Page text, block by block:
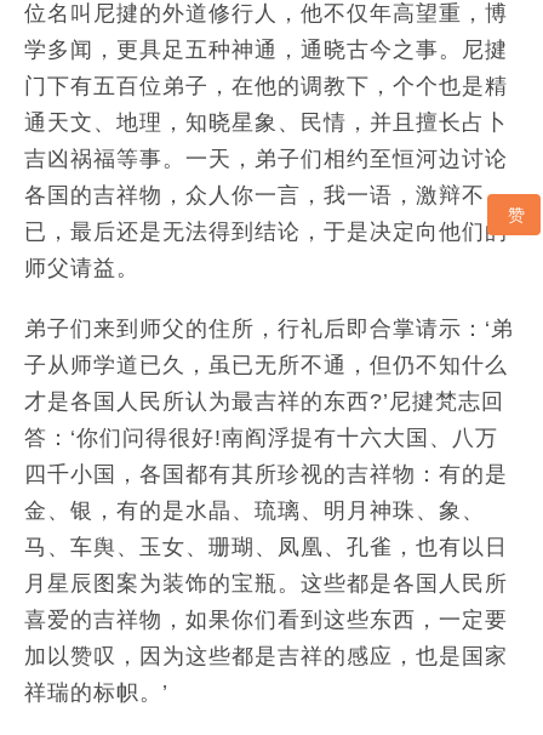
位名叫尼揵的外道修行人，他不仅年高望重，博
学多闻，更具足五种神通，通晓古今之事。尼揵
门下有五百位弟子，在他的调教下，个个也是精
通天文、地理，知晓星象、民情，并且擅长占卜
吉凶祸福等事。一天，弟子们相约至恒河边讨论
各国的吉祥物，众人你一言，我一语，激辩不
已，最后还是无法得到结论，于是决定向他们的
师父请益。
弟子们来到师父的住所，行礼后即合掌请示：‘弟
子从师学道已久，虽已无所不通，但仍不知什么
才是各国人民所认为最吉祥的东西?’尼揵梵志回
答：‘你们问得很好!南阎浮提有十六大国、八万
四千小国，各国都有其所珍视的吉祥物：有的是
金、银，有的是水晶、琉璃、明月神珠、象、
马、车舆、玉女、珊瑚、凤凰、孔雀，也有以日
月星辰图案为装饰的宝瓶。这些都是各国人民所
喜爱的吉祥物，如果你们看到这些东西，一定要
加以赞叹，因为这些都是吉祥的感应，也是国家
祥瑞的标帜。’
赞